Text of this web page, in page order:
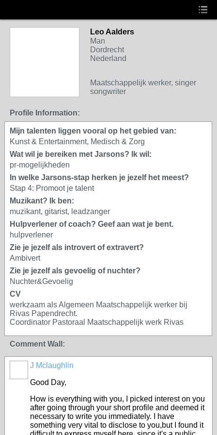
Leo Aalders
Man
Dordrecht
Nederland
Maatschappelijk werker, singer
songwriter
Profile Information:
Mijn talenten liggen vooral op het gebied van:
Kunst & Entertainment, Medisch & Zorg
Wat wil je bereiken met Jarsons? Ik wil:
pr-mogelijkheden
In welke Jarsons-stap herken je jezelf het meest?
Stap 4: Promoot je talent
Muzikant? Ik ben:
muzikant, gitarist, leadzanger
Hulpverlener of coach? Geef aan wat je bent.
hulpverlener
Zie je jezelf als introvert of extravert?
Ambivert
Zie je jezelf als gevoelig of nuchter?
Nuchter&Gevoelig
CV
werkzaam als Algemeen Maatschappelijk werker bij
Rivas Papendrecht.
Coordinator Pastoraal Maatschappelijk werk Rivas
Comment Wall:
J Mclaughlin
Good Day,
How is everything with you, I picked interest on you
after going through your short profile and deemed it
necessary to write you immediately. I have
something very vital to disclose to you,but I found it